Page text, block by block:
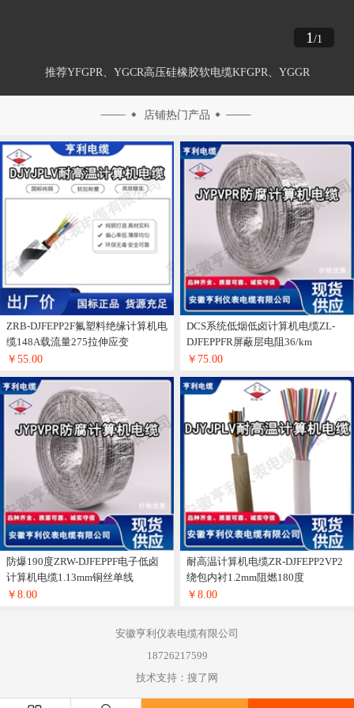
1 /1
推荐YFGPR、YGCR高压硅橡胶软电缆KFGPR、YGGR
店铺热门产品
ZRB-DJFEPP2F氟塑料绝缘计算机电
缆148A载流量275拉伸应变
￥55.00
DCS系统低烟低卤计算机电缆ZL-
DJFEPPFR屏蔽层电阻36/km
￥75.00
防爆190度ZRW-DJFEPPF电子低卤
计算机电缆1.13mm铜丝单线
￥8.00
耐高温计算机电缆ZR-DJFEPP2VP2
绕包内衬1.2mm阻燃180度
￥8.00
安徽亨利仪表电缆有限公司
18726217599
技术支持：搜了网